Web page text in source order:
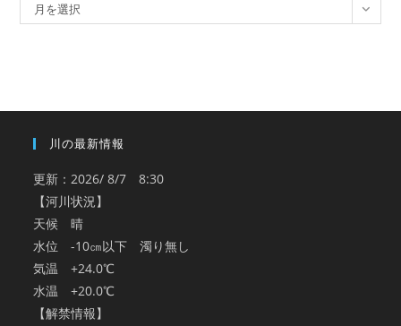
ー
月を選択
川の最新情報
更新：2026/ 8/7 8:30
【河川状況】
天候 晴
水位 -10㎝以下 濁り無し
気温 +24.0℃
水温 +20.0℃
【解禁情報】